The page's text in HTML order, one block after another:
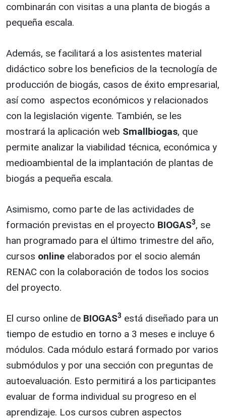
combinarán con visitas a una planta de biogás a
pequeña escala.
Además, se facilitará a los asistentes material
didáctico sobre los beneficios de la tecnología de
producción de biogás, casos de éxito empresarial,
así como aspectos económicos y relacionados
con la legislación vigente. También, se les
mostrará la aplicación web Smallbiogas, que
permite analizar la viabilidad técnica, económica y
medioambiental de la implantación de plantas de
biogás a pequeña escala.
Asimismo, como parte de las actividades de
formación previstas en el proyecto BIOGAS3, se
han programado para el último trimestre del año,
cursos online elaborados por el socio alemán
RENAC con la colaboración de todos los socios
del proyecto.
El curso online de BIOGAS3 está diseñado para un
tiempo de estudio en torno a 3 meses e incluye 6
módulos. Cada módulo estará formado por varios
submódulos y por una sección con preguntas de
autoevaluación. Esto permitirá a los participantes
evaluar de forma individual su progreso en el
aprendizaje. Los cursos cubren aspectos